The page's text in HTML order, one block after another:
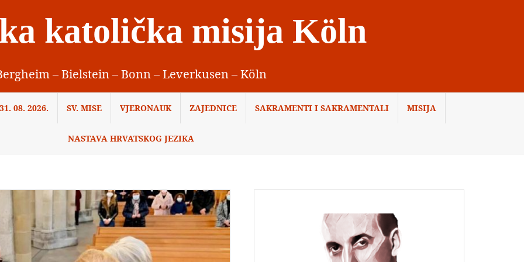
katolička misija Köln
– Bielstein – Bonn – Leverkusen – Köln
08. 2026. SV. MISE VJERONAUK ZAJEDNICE SAKRAMENTI I SAKRAMENTALI MISIJA
NASTAVA HRVATSKOG JEZIKA